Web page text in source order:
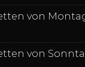
von
von